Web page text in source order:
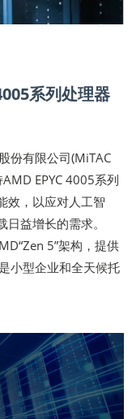
系列处理器
份有限公司(MiTAC
EPYC 4005系列
效，以应对人工智
益增长的需求。
5”架构，提供
小型企业和全天候托